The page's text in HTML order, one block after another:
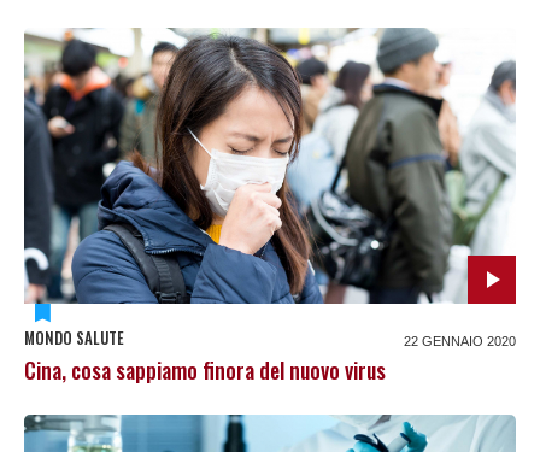
MONDO SALUTE 22 GENNAIO 2020
Cina, cosa sappiamo finora del nuovo virus